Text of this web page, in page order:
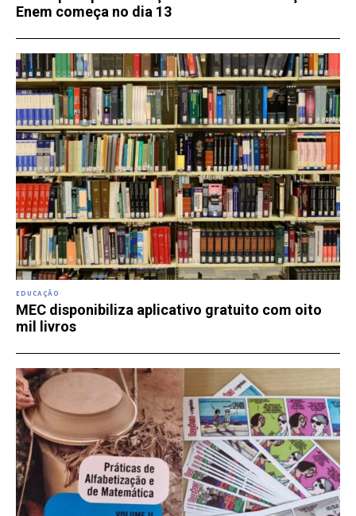
Enem começa no dia 13
EDUCAÇÃO
MEC disponibiliza aplicativo gratuito com oito
mil livros